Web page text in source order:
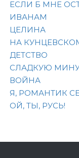
ЕСЛИ Б МНЕ
ИВАНАМ
ЦЕЛИНА
НА
ДЕТСТВО
СЛАДКУЮ
ВОЙНА
Я, РОМАНТИК
ОЙ, ТЫ, РУСЬ!